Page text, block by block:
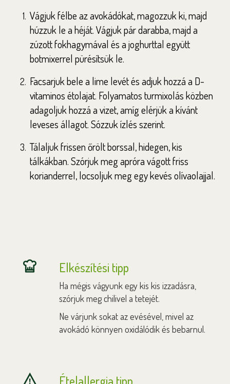
Vágjuk félbe az avokádókat, magozzuk ki, majd
húzzuk le a héját. Vágjuk pár darabba, majd a
zúzott fokhagymával és a joghurttal együtt
botmixerrel pürésítsük le.
Facsarjuk bele a lime levét és adjuk hozzá a D-
vitaminos étolajat. Folyamatos turmixolás közben
adagoljuk hozzá a vizet, amíg elérjük a kívánt
leveses állagot. Sózzuk ízlés szerint.
Tálaljuk frissen őrölt borssal, hidegen, kis
tálkákban. Szórjuk meg apróra vágott friss
korianderrel, locsoljuk meg egy kevés olívaolajjal.
Elkészítési tipp
Ha mégis vágyunk egy kis kis izzadásra,
szórjuk meg chilivel a tetejét.
Ne várjunk sokat az evésével, mivel az
avokádó könnyen oxidálódik és bebarnul.
Ételallergia tipp